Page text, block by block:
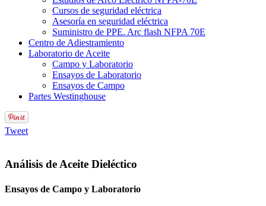
Cursos de seguridad eléctrica
Asesoría en seguridad eléctrica
Suministro de PPE. Arc flash NFPA 70E
Centro de Adiestramiento
Laboratorio de Aceite
Campo y Laboratorio
Ensayos de Laboratorio
Ensayos de Campo
Partes Westinghouse
Tweet
Análisis de Aceite Dieléctico
Ensayos de Campo y Laboratorio